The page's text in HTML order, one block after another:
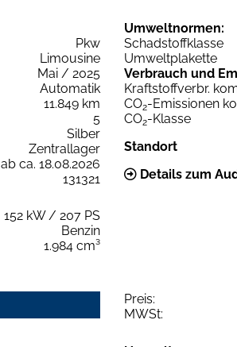
Pkw
Limousine
Mai / 2025
Automatik
11.849 km
5
Silber
Zentrallager
ab ca. 18.08.2026
131321
152 kW / 207 PS
Benzin
1.984 cm³
Umweltnormen:
Schadstoffklasse
Umweltplakette
Verbrauch und
Kraftstoffverbr.
CO2-Emissionen
CO2-Klasse
Standort
Details zum
Preis:
MWSt: